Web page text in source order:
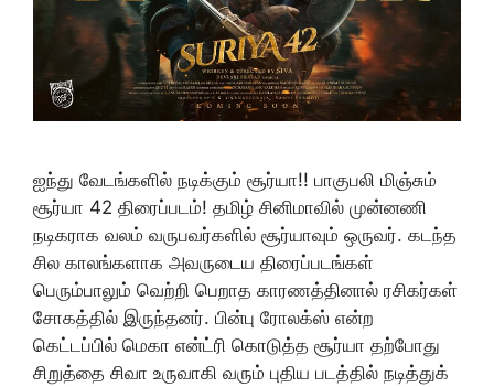
ஐந்து வேடங்களில் நடிக்கும் சூர்யா!! பாகுபலி மிஞ்சும்
சூர்யா 42 திரைப்படம்! தமிழ் சினிமாவில் முன்னணி
நடிகராக வலம் வருபவர்களில் சூர்யாவும் ஒருவர். கடந்த
சில காலங்களாக அவருடைய திரைப்படங்கள்
பெரும்பாலும் வெற்றி பெறாத காரணத்தினால் ரசிகர்கள்
சோகத்தில் இருந்தனர். பின்பு ரோலக்ஸ் என்ற
கெட்டப்பில் மெகா என்ட்ரி கொடுத்த சூர்யா தற்போது
சிறுத்தை சிவா உருவாகி வரும் புதிய படத்தில் நடித்துக்